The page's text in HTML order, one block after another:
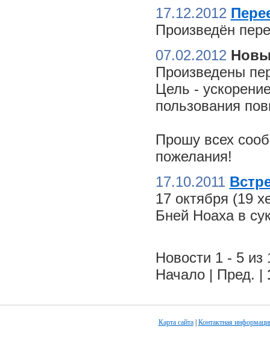
17.12.2012
Произведён
07.02.2012
Произведены
Цель -
пользования
Прошу всех
пожелания!
17.10.2011
17 октября (19
Бней Ноаха в
Новости 1 - 5 из
Начало | Пред. |
Карта сайта| Контактная